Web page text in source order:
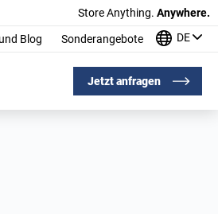
Store Anything. Anywhere.
Blog Sonderangebote DE
Jetzt anfragen